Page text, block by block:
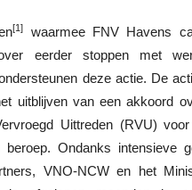
[1]
waarmee FNV Havens
eerder stoppen met
deze actie. De
uitblijven van een akkoord
Uittreden (RVU)
beroep. Ondanks intensieve
VNO-NCW en het